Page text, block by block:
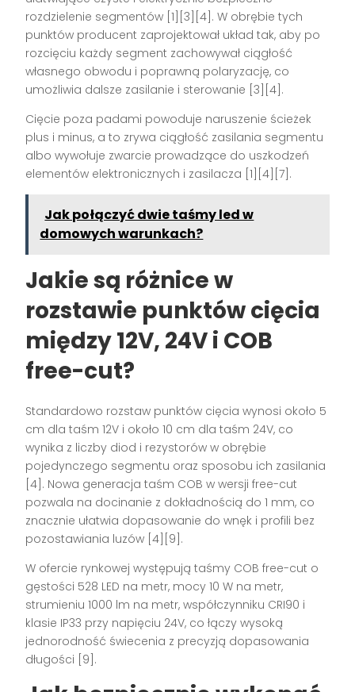
rozdzielenie segmentów [1][3][4]. W obrębie tych
punktów producent zaprojektował układ tak, aby po
rozcięciu każdy segment zachowywał ciągłość
własnego obwodu i poprawną polaryzację, co
umożliwia dalsze zasilanie i sterowanie [3][4].
Cięcie poza padami powoduje naruszenie ścieżek
plus i minus, a to zrywa ciągłość zasilania segmentu
albo wywołuje zwarcie prowadzące do uszkodzeń
elementów elektronicznych i zasilacza [1][4][7].
Jak połączyć dwie taśmy led w
domowych warunkach?
Jakie są różnice w
rozstawie punktów cięcia
między 12V, 24V i COB
free-cut?
Standardowo rozstaw punktów cięcia wynosi około 5
cm dla taśm 12V i około 10 cm dla taśm 24V, co
wynika z liczby diod i rezystorów w obrębie
pojedynczego segmentu oraz sposobu ich zasilania
[4]. Nowa generacja taśm COB w wersji free-cut
pozwala na docinanie z dokładnością do 1 mm, co
znacznie ułatwia dopasowanie do wnęk i profili bez
pozostawiania luzów [4][9].
W ofercie rynkowej występują taśmy COB free-cut o
gęstości 528 LED na metr, mocy 10 W na metr,
strumieniu 1000 lm na metr, współczynniku CRI90 i
klasie IP33 przy napięciu 24V, co łączy wysoką
jednorodność świecenia z precyzją dopasowania
długości [9].